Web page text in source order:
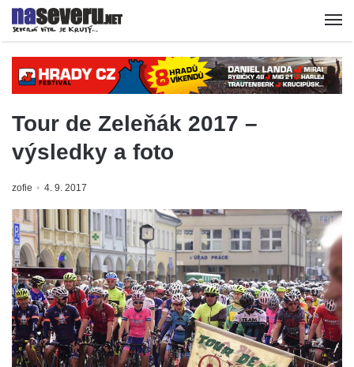
Tour de Zeleňák 2017 –
výsledky a foto
zofie 4. 9. 2017